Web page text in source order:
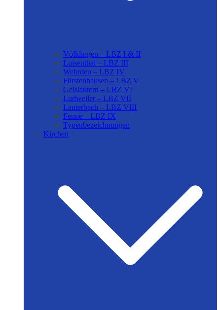
Völklingen – LBZ I & II
Luisenthal – LBZ III
Wehrden – LBZ IV
Fürstenhausen – LBZ V
Geislautern – LBZ VI
Ludweiler – LBZ VII
Lauterbach – LBZ VIII
Fenne – LBZ IX
Typenbezeichnungen
Kirchen